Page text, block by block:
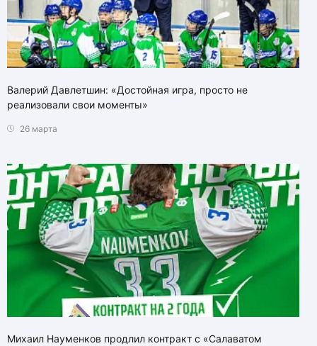
Валерий Давлетшин: «Достойная игра, просто не
реализовали свои моменты»
26 марта
Михаил Науменков продлил контракт с «Салаватом